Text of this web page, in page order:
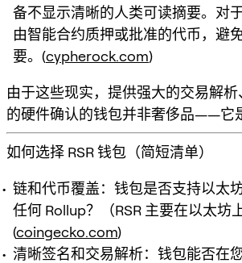
备不显示清晰的人类可读摘要。对
由智能合约质押或批准的代币，避
要。(cypherock.com)
由于这些现实，提供强大的交易解
的硬件确认的钱包并非奢侈品——它
如何选择 RSR 钱包（简短清单）
链和代币覆盖：钱包是否支持以太
任何 Rollup？（RSR 主要在以太坊
(coingecko.com)
清晰签名和交易解析：钱包能否在